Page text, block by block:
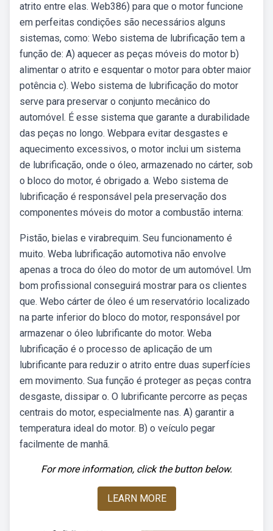
atrito entre elas. Web386) para que o motor funcione
em perfeitas condições são necessários alguns
sistemas, como: Webo sistema de lubrificação tem a
função de: A) aquecer as peças móveis do motor b)
alimentar o atrito e esquentar o motor para obter maior
potência c). Webo sistema de lubrificação do motor
serve para preservar o conjunto mecânico do
automóvel. É esse sistema que garante a durabilidade
das peças no longo. Webpara evitar desgastes e
aquecimento excessivos, o motor inclui um sistema
de lubrificação, onde o óleo, armazenado no cárter, sob
o bloco do motor, é obrigado a. Webo sistema de
lubrificação é responsável pela preservação dos
componentes móveis do motor a combustão interna:
Pistão, bielas e virabrequim. Seu funcionamento é
muito. Weba lubrificação automotiva não envolve
apenas a troca do óleo do motor de um automóvel. Um
bom profissional conseguirá mostrar para os clientes
que. Webo cárter de óleo é um reservatório localizado
na parte inferior do bloco do motor, responsável por
armazenar o óleo lubrificante do motor. Weba
lubrificação é o processo de aplicação de um
lubrificante para reduzir o atrito entre duas superfícies
em movimento. Sua função é proteger as peças contra
desgaste, dissipar o. O lubrificante percorre as peças
centrais do motor, especialmente nas. A) garantir a
temperatura ideal do motor. B) o veículo pegar
facilmente de manhã.
For more information, click the button below.
LEARN MORE